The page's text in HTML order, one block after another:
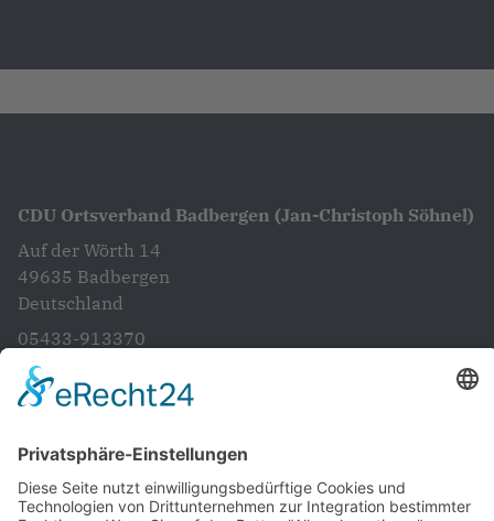
CDU Ortsverband Badbergen (Jan-Christoph Söhnel)
Auf der Wörth 14
49635 Badbergen
Deutschland
05433-913370
info@cdubadbergen.de
CDU in Niedersachsen
Startseite